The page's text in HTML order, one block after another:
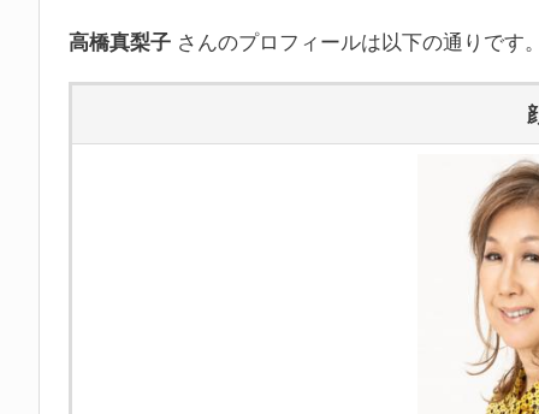
高橋真梨子 さんのプロフィールは以下の通りです